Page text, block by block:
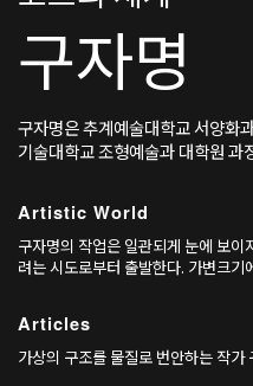
구자명
구자명은 추계예술대학교 서양화
기술대학교 조형예술과 대학원
Artistic World
구자명의 작업은 일관되게 눈에 보이
려는 시도로부터 출발한다. 가변크기
서로를 반영하고 교란할 수 있는지 탐
곧 물리적 공간의 구조가 되고, 데이터
회에서 하나의 새로운 개체로 작동할
Articles
가상의 구조를 물질로 번안하는 작가